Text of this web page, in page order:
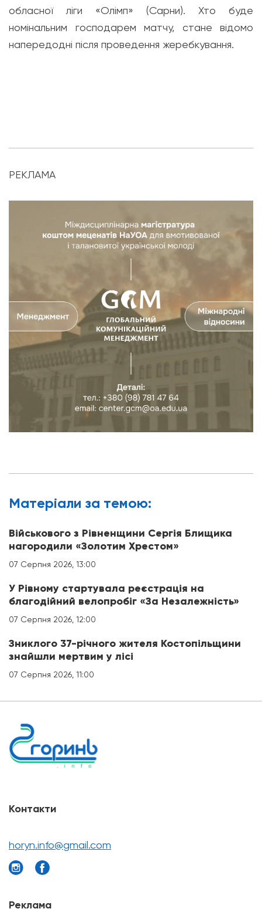
обласної ліги «Олімп» (Сарни). Хто буде
номінальним господарем матчу, стане відомо
напередодні після проведення жеребкування.
РЕКЛАМА
Матерiали за темою:
Військового з Рівненщини Сергія Блищика
нагородили «Золотим Хрестом»
07 Серпня 2026, 13:00
У Рівному стартувала реєстрація на
благодійний велопробіг «За Незалежність»
07 Серпня 2026, 12:00
Зниклого 37-річного жителя Костопільщини
знайшли мертвим у лісі
07 Серпня 2026, 11:00
Контакти
horyn.info@gmail.com
Реклама